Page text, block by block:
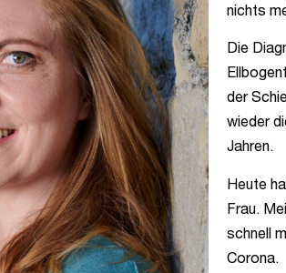
nichts
Die
der
wieder
Jahren.
Heute
Frau.
schnell
Corona.